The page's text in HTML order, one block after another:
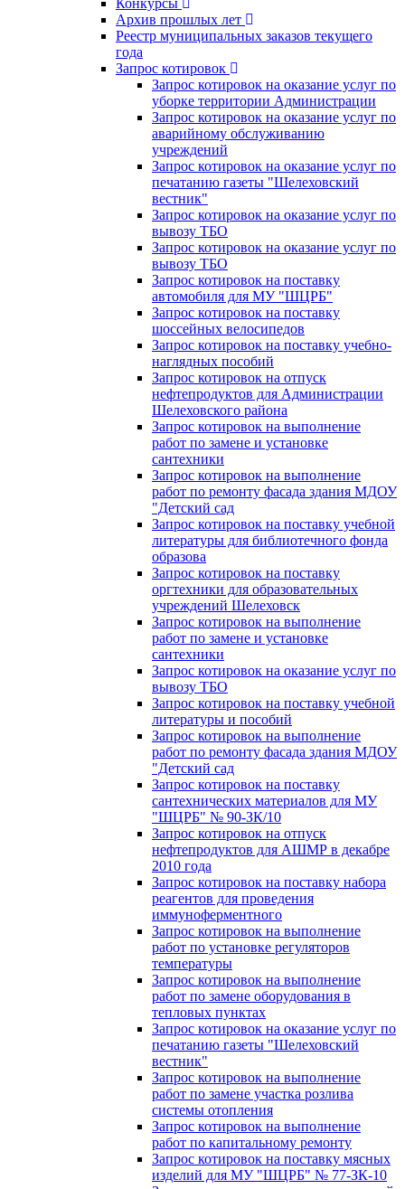
Архив прошлых лет
Реестр муниципальных заказов текущего
года
Запрос котировок
Запрос котировок на оказание услуг по
уборке территории Администрации
Запрос котировок на оказание услуг по
аварийному обслуживанию
учреждений
Запрос котировок на оказание услуг по
печатанию газеты "Шелеховский
вестник"
Запрос котировок на оказание услуг по
вывозу ТБО
Запрос котировок на оказание услуг по
вывозу ТБО
Запрос котировок на поставку
автомобиля для МУ "ШЦРБ"
Запрос котировок на поставку
шоссейных велосипедов
Запрос котировок на поставку учебно-
наглядных пособий
Запрос котировок на отпуск
нефтепродуктов для Администрации
Шелеховского района
Запрос котировок на выполнение
работ по замене и установке
сантехники
Запрос котировок на выполнение
работ по ремонту фасада здания МДОУ
"Детский сад
Запрос котировок на поставку учебной
литературы для библиотечного фонда
образова
Запрос котировок на поставку
оргтехники для образовательных
учреждений Шелеховск
Запрос котировок на выполнение
работ по замене и установке
сантехники
Запрос котировок на оказание услуг по
вывозу ТБО
Запрос котировок на поставку учебной
литературы и пособий
Запрос котировок на выполнение
работ по ремонту фасада здания МДОУ
"Детский сад
Запрос котировок на поставку
сантехнических материалов для МУ
"ШЦРБ" № 90-ЗК/10
Запрос котировок на отпуск
нефтепродуктов для АШМР в декабре
2010 года
Запрос котировок на поставку набора
реагентов для проведения
иммуноферментного
Запрос котировок на выполнение
работ по установке регуляторов
температуры
Запрос котировок на выполнение
работ по замене оборудования в
тепловых пунктах
Запрос котировок на оказание услуг по
печатанию газеты "Шелеховский
вестник"
Запрос котировок на выполнение
работ по замене участка розлива
системы отопления
Запрос котировок на выполнение
работ по капитальному ремонту
Запрос котировок на поставку мясных
изделий для МУ "ШЦРБ" № 77-ЗК-10